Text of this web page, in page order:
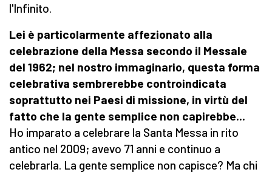
l'Infinito.
Lei è particolarmente affezionato alla
celebrazione della Messa secondo il Messale
del 1962; nel nostro immaginario, questa forma
celebrativa sembrerebbe controindicata
soprattutto nei Paesi di missione, in virtù del
fatto che la gente semplice non capirebbe...
Ho imparato a celebrare la Santa Messa in rito
antico nel 2009; avevo 71 anni e continuo a
celebrarla. La gente semplice non capisce? Ma chi